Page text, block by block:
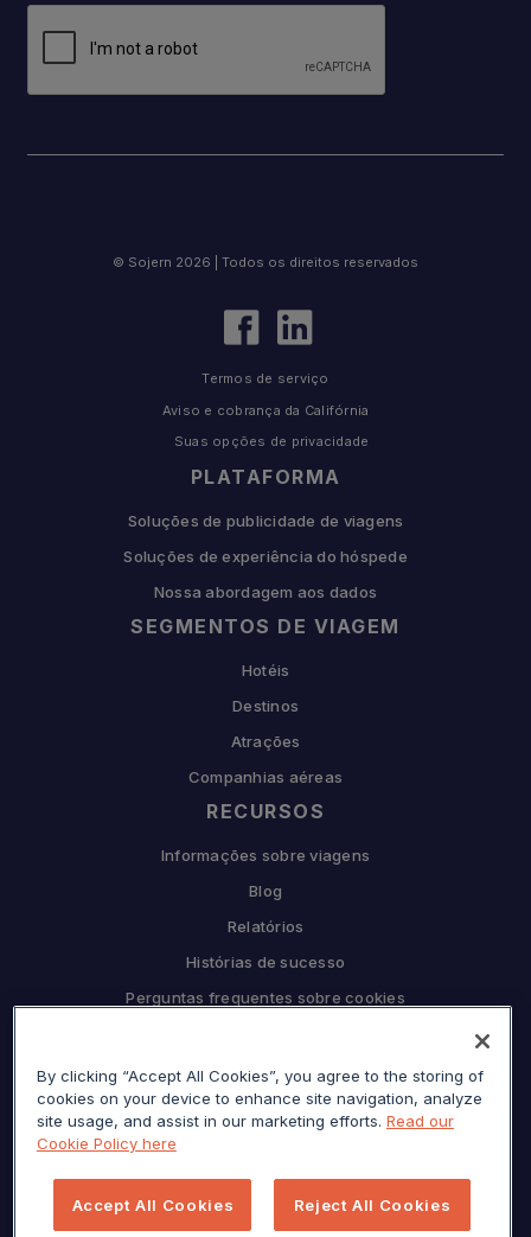
PLATAFORMA
Soluções de publicidade de viagens
Soluções de experiência do hóspede
Nossa abordagem aos dados
SEGMENTOS DE VIAGEM
Hotéis
Destinos
Atrações
Companhias aéreas
RECURSOS
Informações sobre viagens
Blog
Relatórios
Histórias de sucesso
Perguntas frequentes sobre cookies
Por que Sojern
Seja nosso parceiro
Prensa
Centro de privacidade
© Sojern 2026 | Todos os direitos reservados
Termos de serviço
Aviso e cobrança da Califórnia
Suas opções de privacidade
By clicking “Accept All Cookies”, you agree to the storing of
cookies on your device to enhance site navigation, analyze
site usage, and assist in our marketing efforts. Read our
Cookie Policy here
Accept All Cookies Reject All Cookies